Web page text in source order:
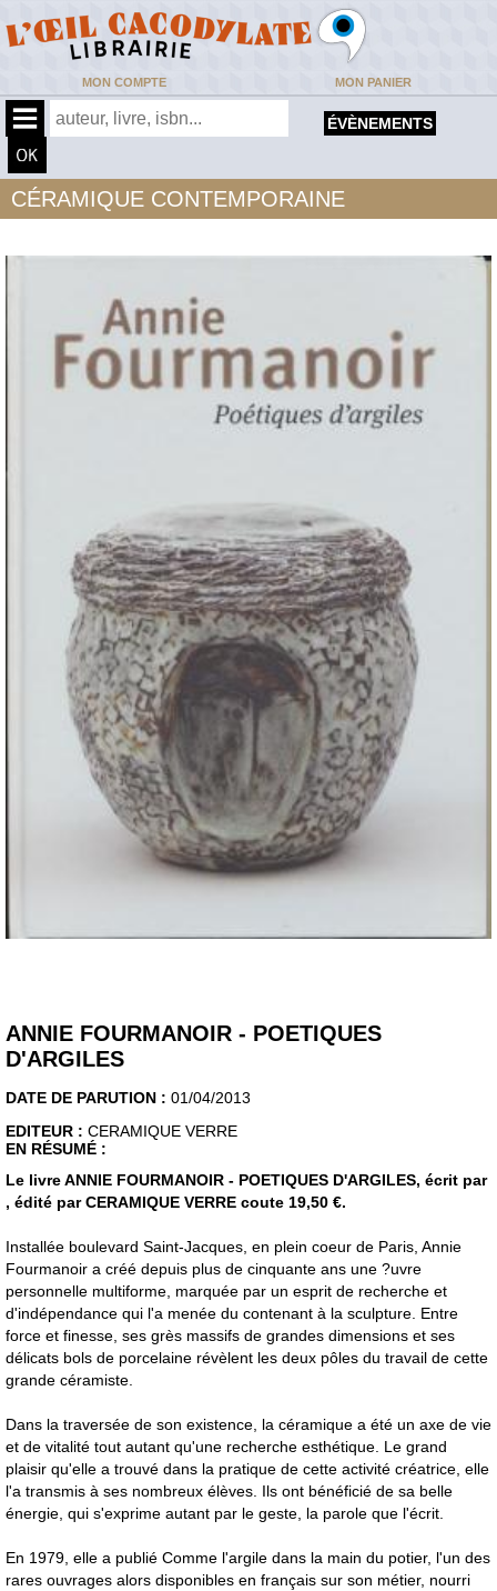
MON COMPTE MON PANIER
ÉVÈNEMENTS
CÉRAMIQUE CONTEMPORAINE
ANNIE FOURMANOIR - POETIQUES
D'ARGILES
DATE DE PARUTION : 01/04/2013
EDITEUR : CERAMIQUE VERRE
EN RÉSUMÉ :
Le livre ANNIE FOURMANOIR - POETIQUES D'ARGILES, écrit par
, édité par CERAMIQUE VERRE coute 19,50 €.
Installée boulevard Saint-Jacques, en plein coeur de Paris, Annie
Fourmanoir a créé depuis plus de cinquante ans une ?uvre
personnelle multiforme, marquée par un esprit de recherche et
d'indépendance qui l'a menée du contenant à la sculpture. Entre
force et finesse, ses grès massifs de grandes dimensions et ses
délicats bols de porcelaine révèlent les deux pôles du travail de cette
grande céramiste.
Dans la traversée de son existence, la céramique a été un axe de vie
et de vitalité tout autant qu'une recherche esthétique. Le grand
plaisir qu'elle a trouvé dans la pratique de cette activité créatrice, elle
l'a transmis à ses nombreux élèves. Ils ont bénéficié de sa belle
énergie, qui s'exprime autant par le geste, la parole que l'écrit.
En 1979, elle a publié Comme l'argile dans la main du potier, l'un des
rares ouvrages alors disponibles en français sur son métier, nourri